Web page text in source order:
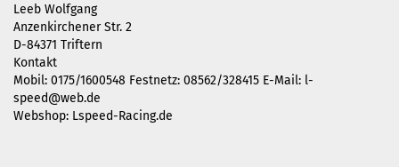
Leeb Wolfgang
Anzenkirchener Str. 2
D-84371 Triftern
Kontakt
Mobil: 0175/1600548 Festnetz: 08562/328415 E-Mail: l-
speed@web.de
Webshop: Lspeed-Racing.de